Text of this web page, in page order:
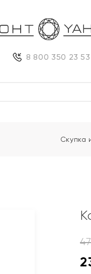
8 800 350 23 53
Скупка